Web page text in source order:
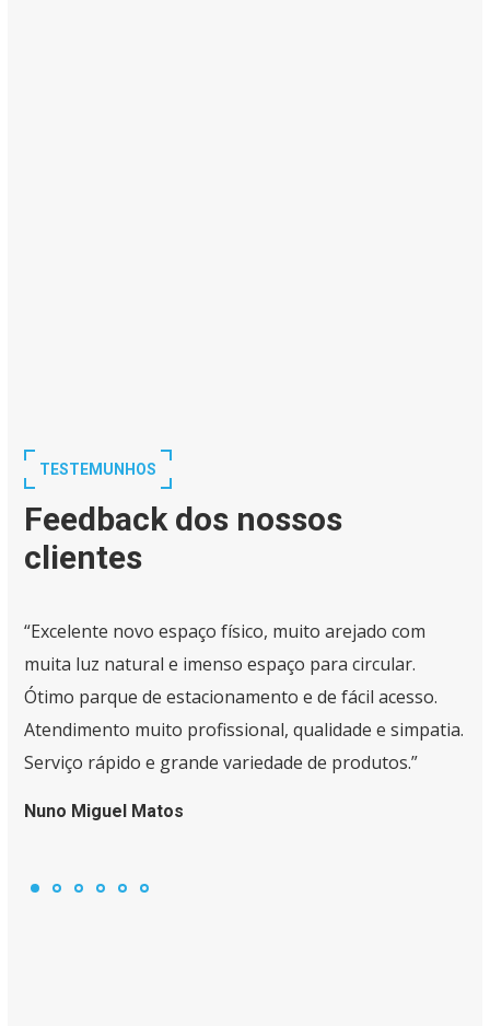
TESTEMUNHOS
Feedback dos nossos
clientes
“Excelente novo espaço físico, muito arejado com
muita luz natural e imenso espaço para circular.
Ótimo parque de estacionamento e de fácil acesso.
Atendimento muito profissional, qualidade e simpatia.
Serviço rápido e grande variedade de produtos.”
Nuno Miguel Matos